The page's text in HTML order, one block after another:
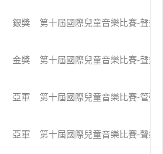
銀獎 第十屆國際兒童音樂比賽-聲樂
金獎 第十屆國際兒童音樂比賽-聲樂
亞軍 第十屆國際兒童音樂比賽-管弦
亞軍 第十屆國際兒童音樂比賽-聲樂